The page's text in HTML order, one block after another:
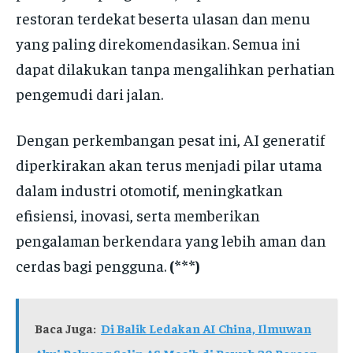
restoran terdekat beserta ulasan dan menu
yang paling direkomendasikan. Semua ini
dapat dilakukan tanpa mengalihkan perhatian
pengemudi dari jalan.
Dengan perkembangan pesat ini, AI generatif
diperkirakan akan terus menjadi pilar utama
dalam industri otomotif, meningkatkan
efisiensi, inovasi, serta memberikan
pengalaman berkendara yang lebih aman dan
cerdas bagi pengguna. (***)
Baca Juga: Di Balik Ledakan AI China, Ilmuwan